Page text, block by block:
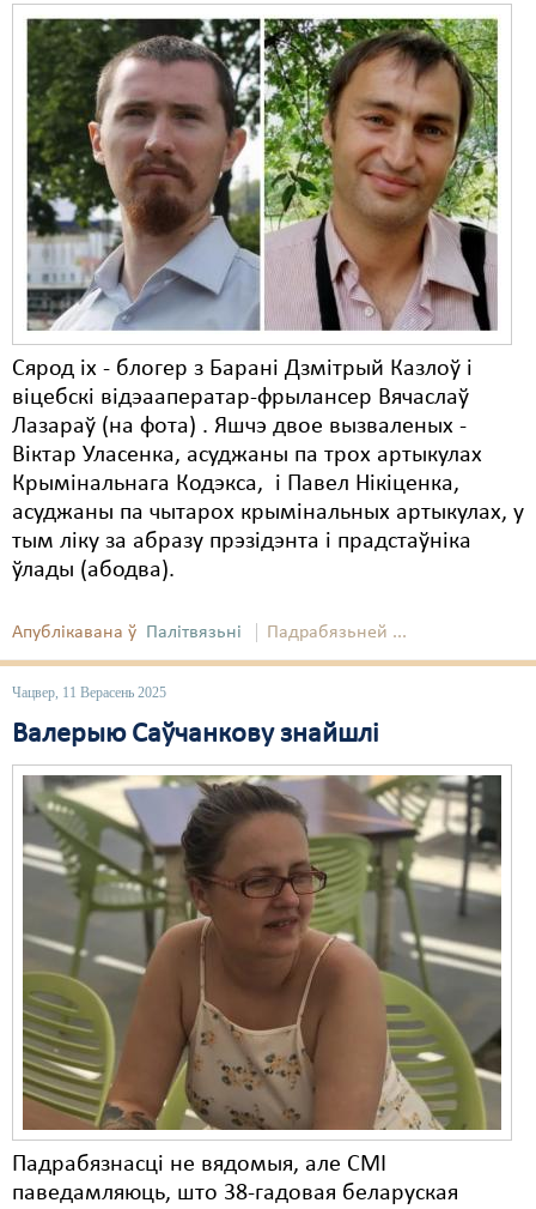
Сярод іх - блогер з Барані Дзмітрый Казлоў і
віцебскі відэааператар-фрылансер Вячаслаў
Лазараў (на фота) . Яшчэ двое вызваленых -
Віктар Уласенка, асуджаны па трох артыкулах
Крымінальнага Кодэкса, і Павел Нікіценка,
асуджаны па чытарох крымінальных артыкулах, у
тым ліку за абразу прэзідэнта і прадстаўніка
ўлады (абодва).
Апублікавана ў Палітвязьні Падрабязьней ...
Чацвер, 11 Верасень 2025
Валерыю Саўчанкову знайшлі
Падрабязнасці не вядомыя, але СМІ
паведамляюць, што 38-гадовая беларуская